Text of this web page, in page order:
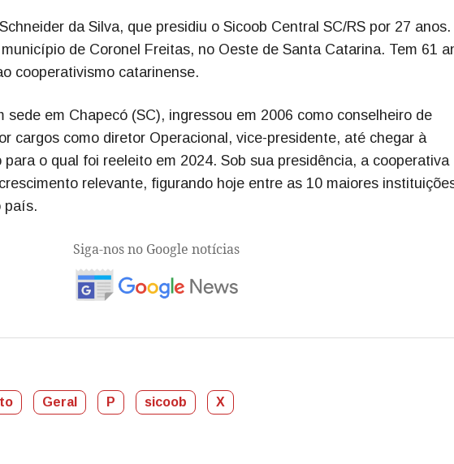
da Silva, que presidiu o Sicoob Central SC/RS por 27 anos.
de Coronel Freitas, no Oeste de Santa Catarina. Tem 61
cooperativismo catarinense.
sede em Chapecó (SC), ingressou em 2006 como conselheiro de
cargos como diretor Operacional, vice-presidente, até chegar à
o qual foi reeleito em 2024. Sob sua presidência, a cooperativa
relevante, figurando hoje entre as 10 maiores
país.
Siga-nos no Google notícias
Geral P sicoob X